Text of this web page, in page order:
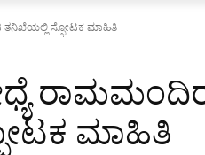
ಸ್ಫೋಟಕ ಮಾಹಿತಿ
ಮಾಹಿತಿ